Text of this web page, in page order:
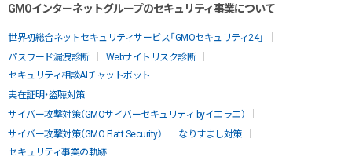
GMOインターネットグループのセキュリティ事業について
世界初総合ネットセキュリティサービス「GMOセキュリティ24」
パスワード漏洩診断
Webサイトリスク診断
セキュリティ相談AIチャットボット
実在証明・盗聴対策
サイバー攻撃対策（GMOサイバーセキュリティ byイエラエ）
サイバー攻撃対策（GMO Flatt Security）
なりすまし対策
セキュリティ事業の軌跡